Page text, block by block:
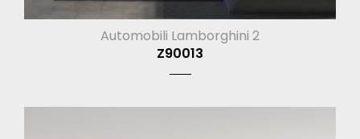
Automobili Lamborghini 2
Z90013